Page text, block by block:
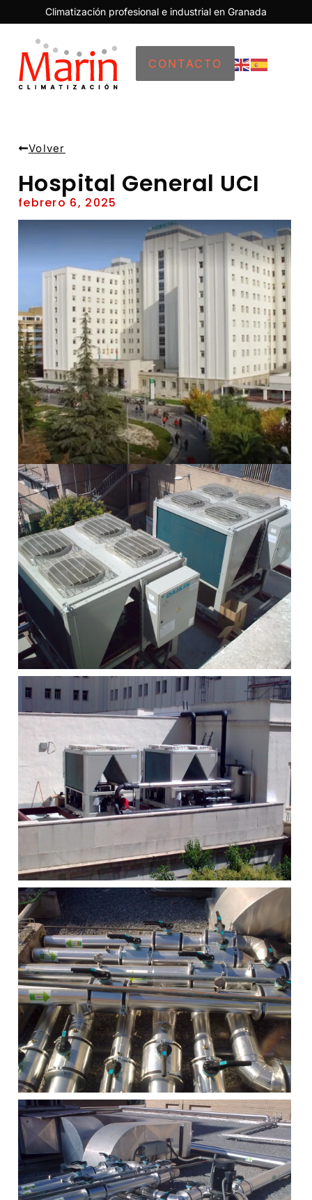
Climatización profesional e industrial en Granada
CONTACTO
Volver
Hospital General UCI
febrero 6, 2025